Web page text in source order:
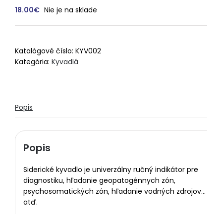
18.00€ Nie je na sklade
Katalógové číslo: KYV002
Kategória: Kyvadlá
Popis
Popis
Siderické kyvadlo je univerzálny ručný indikátor pre
diagnostiku, hľadanie geopatogénnych zón,
psychosomatických zón, hľadanie vodných zdrojov…
atď.